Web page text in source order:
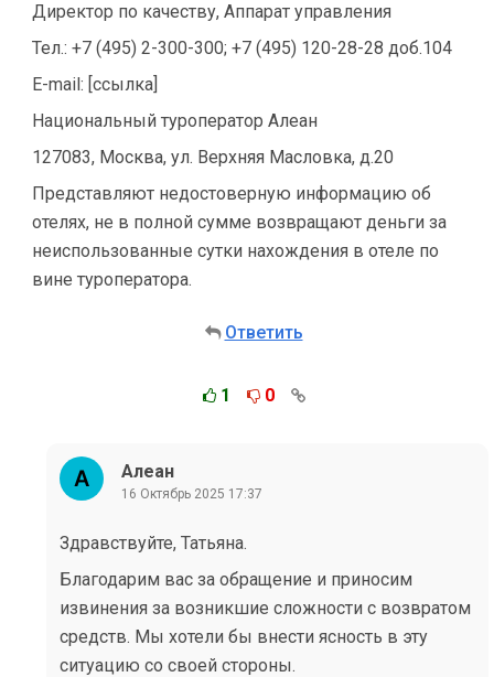
Директор по качеству, Аппарат управления
Тел.: +7 (495) 2-300-300; +7 (495) 120-28-28 доб.104
E-mail: [ссылка]
Национальный туроператор Алеан
127083, Москва, ул. Верхняя Масловка, д.20
Представляют недостоверную информацию об
отелях, не в полной сумме возвращают деньги за
неиспользованные сутки нахождения в отеле по
вине туроператора.
Ответить
1 0
Алеан
16 Октябрь 2025 17:37
Здравствуйте, Татьяна.
Благодарим вас за обращение и приносим
извинения за возникшие сложности с возвратом
средств. Мы хотели бы внести ясность в эту
ситуацию со своей стороны.